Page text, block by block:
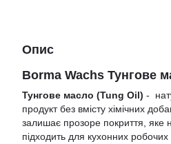
Опис
Borma Wachs Тунгове
Тунгове масло (Tung Oil) -
продукт без вмісту хімічних
залишає прозоре покриття, яке
підходить для кухонних